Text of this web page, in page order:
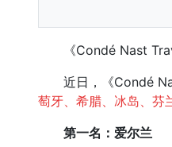
《Condé Nast
近日，《Condé
萄牙、希腊、冰岛、芬
第一名：爱尔兰